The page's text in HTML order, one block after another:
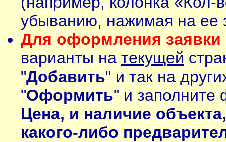
убыванию, нажимая на ее
Для оформления заявки
варианты на текущей
"Добавить" и так на
"Оформить" и заполните
Цена, и наличие
какого-либо